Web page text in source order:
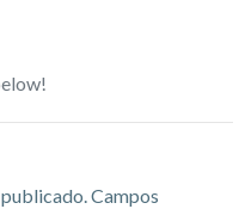
publicado.Campos